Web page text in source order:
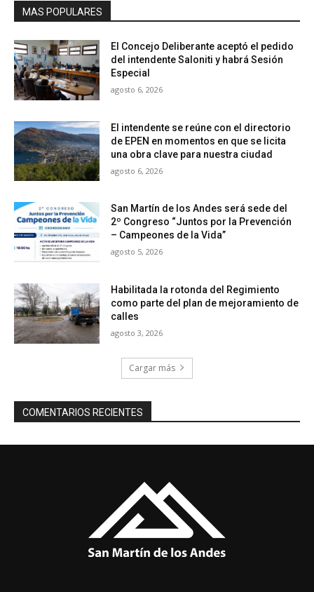
MAS POPULARES
El Concejo Deliberante aceptó el pedido
del intendente Saloniti y habrá Sesión
Especial
agosto 6, 2026
El intendente se reúne con el directorio
de EPEN en momentos en que se licita
una obra clave para nuestra ciudad
agosto 6, 2026
San Martín de los Andes será sede del
2º Congreso “Juntos por la Prevención
– Campeones de la Vida”
agosto 5, 2026
Habilitada la rotonda del Regimiento
como parte del plan de mejoramiento de
calles
agosto 3, 2026
Cargar más
COMENTARIOS RECIENTES